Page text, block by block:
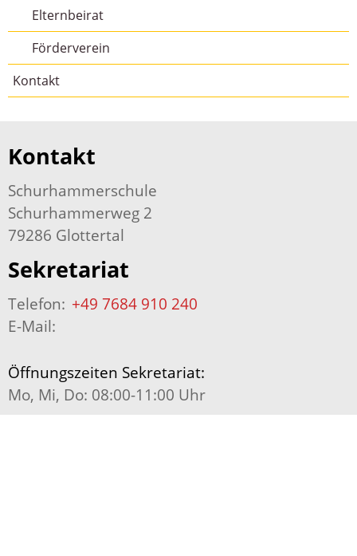
Elternbeirat
Förderverein
Kontakt
Kontakt
Schurhammerschule
Schurhammerweg 2
79286 Glottertal
Sekretariat
Telefon: +49 7684 910 240
E-Mail:
Öffnungszeiten Sekretariat:
Mo, Mi, Do: 08:00-11:00 Uhr